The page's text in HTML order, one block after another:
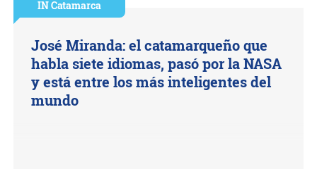
IN Catamarca
José Miranda: el catamarqueño que
habla siete idiomas, pasó por la NASA
y está entre los más inteligentes del
mundo